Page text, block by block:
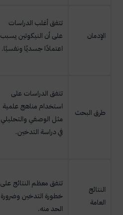
الإدمان
تتفق أغلب الدراسات
على أن النيكوتين يسبب
اعتمادًا جسديًا ونفسيًا.
طرق البحث
تتفق الدراسات على
استخدام مناهج علمية
مثل الوصفي والتحليلي
في دراسة التدخين.
النتائج
العامة
تتفق معظم النتائج على
خطورة التدخين وضرورة
الحد منه.